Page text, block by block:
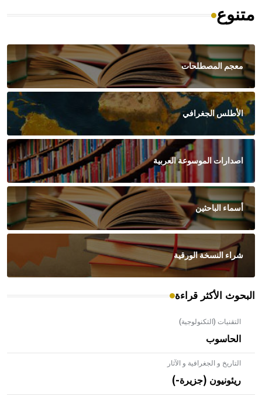
متنوع
معجم المصطلحات
الأطلس الجغرافي
اصدارات الموسوعة العربية
أسماء الباحثين
شراء النسخة الورقية
البحوث الأكثر قراءة
التقنيات (التكنولوجية)
الحاسوب
التاريخ و الجغرافية و الآثار
ريئونيون (جزيرة-)